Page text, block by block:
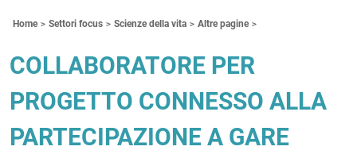
Contenuti Principali
Home Settori focus Scienze della vita Altre pagine
COLLABORATORE PER
PROGETTO CONNESSO ALLA
PARTECIPAZIONE A GARE